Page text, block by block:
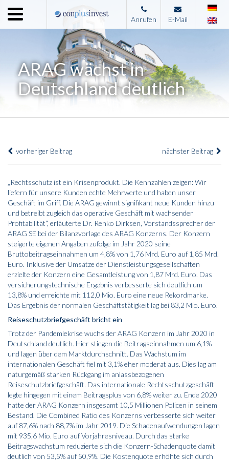
Menu
Home
Leistungen
Immobilienangebote
Kontakt
Anrufen E-Mail
ARAG wächst in
Deutschland deutlich
vorheriger Beitrag nächster Beitrag
„Rechtsschutz ist ein Krisenprodukt. Die Kennzahlen zeigen: Wir
liefern für unsere Kunden echte Mehrwerte und haben unser
Geschäft im Griff. Die ARAG gewinnt signifikant neue Kunden hinzu
und betreibt zugleich das operative Geschäft mit wachsender
Profitabilität“, erläuterte Dr. Renko Dirksen, Vorstandssprecher der
ARAG SE bei der Bilanzvorlage des ARAG Konzerns. Der Konzern
steigerte eigenen Angaben zufolge im Jahr 2020 seine
Bruttobeitragseinnahmen um 4,8% von 1,76 Mrd. Euro auf 1,85 Mrd.
Euro. Inklusive der Umsätze der Dienstleistungsgesellschaften
erzielte der Konzern eine Gesamtleistung von 1,87 Mrd. Euro. Das
versicherungstechnische Ergebnis verbesserte sich deutlich um
13,8% und erreichte mit 112,0 Mio. Euro eine neue Rekordmarke.
Das Ergebnis der normalen Geschäftstätigkeit lag bei 83,2 Mio. Euro.
Reiseschutzbriefgeschäft bricht ein
Trotz der Pandemiekrise wuchs der ARAG Konzern im Jahr 2020 in
Deutschland deutlich. Hier stiegen die Beitragseinnahmen um 6,1%
und lagen über dem Marktdurchschnitt. Das Wachstum im
internationalen Geschäft fiel mit 3,1% eher moderat aus. Dies lag am
naturgemäß starken Rückgang im anlassbezogenen
Reiseschutzbriefgeschäft. Das internationale Rechtsschutzgeschäft
legte hingegen mit einem Beitragsplus von 6,8% weiter zu. Ende 2020
hatte der ARAG Konzern insgesamt 10,5 Millionen Policen in seinem
Bestand. Die Combined Ratio des Konzerns verbesserte sich weiter
auf 87,6% nach 88,7% im Jahr 2019. Die Schadenaufwendungen lagen
mit 935,6 Mio. Euro auf Vorjahresniveau. Durch das starke
Beitragswachstum reduzierte sich die Konzern-Schadenquote damit
deutlich von 53,5% auf 50,9%. Die Kostenquote erhöhte sich durch